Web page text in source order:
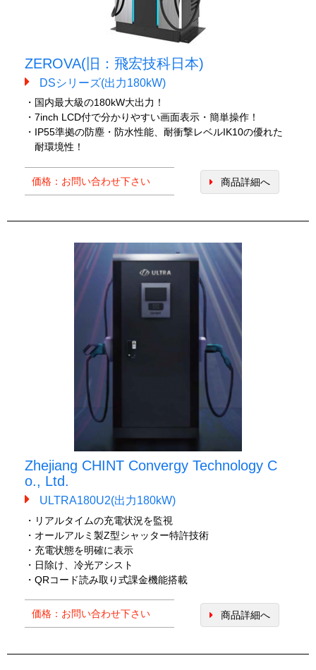
ZEROVA(旧：飛宏技科日本)
DSシリーズ(出力180kW)
・国内最大級の180kW大出力！
・7inch LCD付で分かりやすい画面表示・簡単操作！
・IP55準拠の防塵・防水性能、耐衝撃レベルIK10の優れた
耐環境性！
価格：お問い合わせ下さい 商品詳細へ
Zhejiang CHINT Convergy Technology C
o., Ltd.
ULTRA180U2(出力180kW)
・リアルタイムの充電状況を監視
・オールアルミ製Z型シャッター特許技術
・充電状態を明確に表示
・日除け、冷光アシスト
・QRコード読み取り式課金機能搭載
価格：お問い合わせ下さい 商品詳細へ